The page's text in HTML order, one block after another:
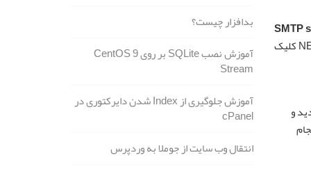
SMTP
در هاست خود نام سرور را مشاهده کرده و در فیلد مربوطه وارد کنید. در انتها روی دکمه NEXT کلیک
و
بدافزار چیست؟
آموزش نصب SQLite بر روی CentOS 9
Stream
آموزش جلوگیری از Index شدن دایرکتوری در
cPanel
انتقال وب سایت از جوملا به وردپرس